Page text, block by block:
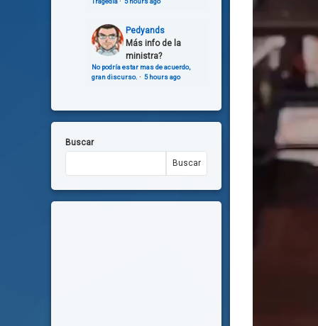
Pedyands
Más info de la
ministra?
No podría estar mas de acuerdo,
gran discurso. · 5 hours ago
Buscar
Buscar